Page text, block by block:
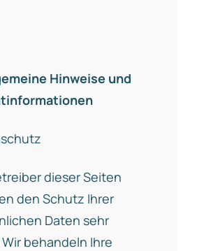
Hinweise und
dieser Seiten
den Schutz Ihrer
Daten sehr
behandeln Ihre